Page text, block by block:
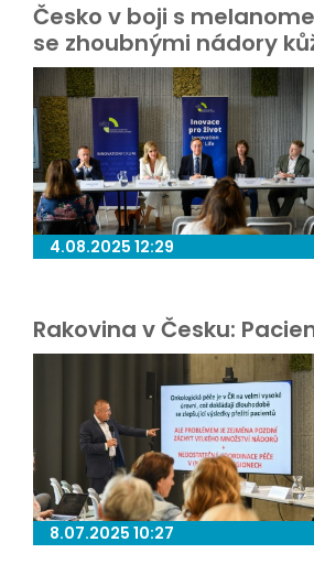
Česko v boji s
se zhoubnými nádory
4.08.2025 12:29
Rakovina v Česku:
8.07.2025 10:27